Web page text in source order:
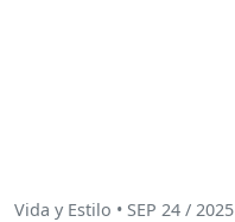
Vida y Estilo • SEP 24 / 2025